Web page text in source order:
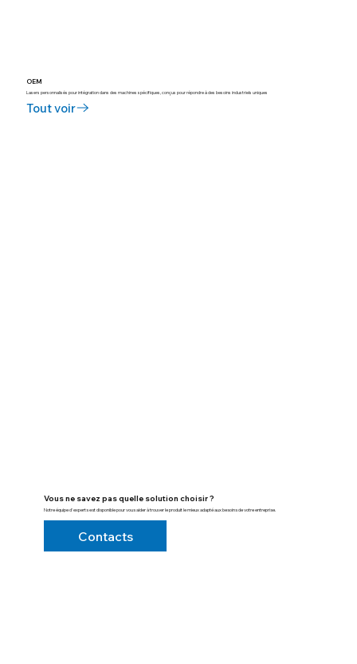
OEM
Lasers personnalisés pour intégration dans des machines spécifiques, conçus pour répondre à des besoins industriels uniques
Tout voir
Vous ne savez pas quelle solution choisir ?
Notre équipe d'experts est disponible pour vous aider à trouver le produit le mieux adapté aux besoins de votre entreprise.
Contacts